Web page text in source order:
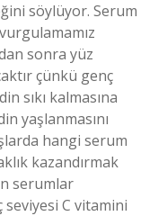
söylüyor. Serum
sonra yüz
çünkü genç
sıkı kalmasına
yaşlanmasını
hangi serum
kazandırmak
serumlar
​​seviyesi C vitamini